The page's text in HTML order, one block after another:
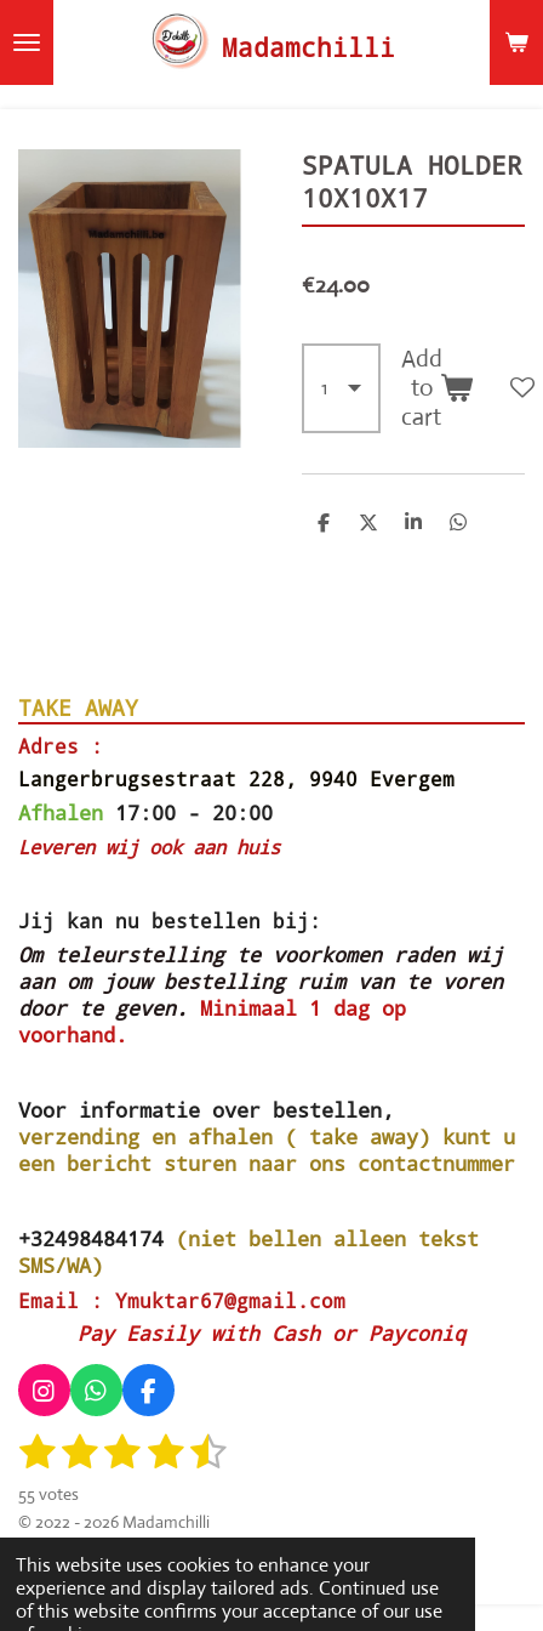
This website uses cookies to enhance your
experience and display tailored ads. Continued use
of this website confirms your acceptance of our use
main
Madamchilli
SPATULA HOLDER
10X10X17
€24.00
Add
to
cart
S
S
S
S
TAKE AWAY
Adres :
Langerbrugsestraat 228, 9940 Evergem
Afhalen 17:00 - 20:00
Leveren wij ook aan huis
Jij kan nu bestellen bij:
Om teleurstelling te voorkomen raden wij
aan om jouw bestelling ruim van te voren
door te geven. Minimaal 1 dag op
voorhand.
Voor informatie over bestellen,
verzending en afhalen ( take away) kunt u
een bericht sturen naar ons contactnummer
+32498484174 (niet bellen alleen tekst
SMS/WA)
Email : Ymuktar67@gmail.com
Pay Easily with Cash or Payconiq
I
n
s
t
a
g
r
a
m
W
h
a
A
p
p
F
a
c
e
o
o
k
R
t
i
n
g
:
1
s
t
a
r
2
s
t
a
r
3
t
a
r
4
t
a
r
5
t
a
r
S
r
a
t
55 votes
© 2022 - 2026 Madamchilli